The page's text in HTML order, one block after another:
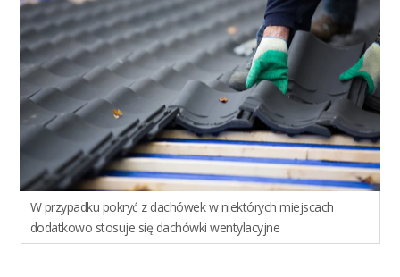
W przypadku pokryć z dachówek w niektórych miejscach
dodatkowo stosuje się dachówki wentylacyjne